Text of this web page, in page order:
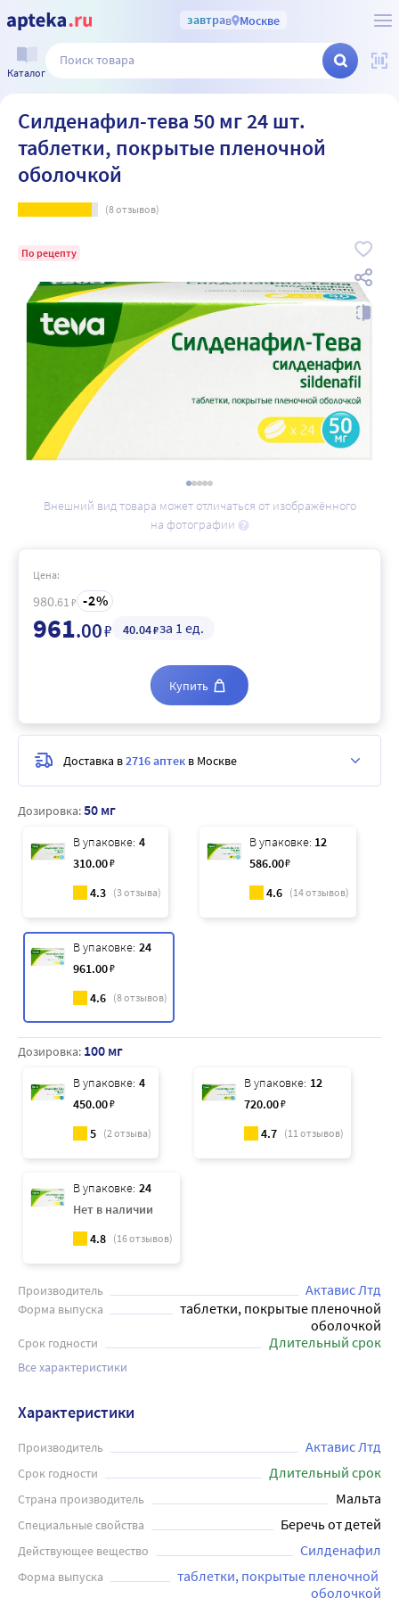
завтрав Москве
Каталог
Силденафил-тева 50 мг 24 шт.
таблетки, покрытые пленочной
оболочкой
(8отзывов)
По рецепту
Внешний вид товара может отличаться от изображённого
на фотографии
Дозировка:50 мг
В упаковке: 4
310.00₽
4.3 (3отзыва)
В упаковке: 12
586.00₽
4.6 (14отзывов)
В упаковке: 24
961.00₽
4.6 (8отзывов)
Дозировка: 100 мг
В упаковке: 4
450.00₽
5 (2отзыва)
В упаковке: 12
720.00₽
4.7 (11отзывов)
В упаковке: 24
Нет в наличии
4.8 (16отзывов)
Производитель Актавис Лтд
Форма выпуска
таблетки, покрытые пленочной
оболочкой
Срок годности Длительный срок
Все характеристики
Цена:
980.61 ₽ 2
961.00₽ 40.04₽за 1 ед.
Купить
Доставка в2716 аптек в Москве
Характеристики
Производитель Актавис Лтд
Срок годности Длительный срок
Страна производитель Мальта
Специальные свойства Беречь от детей
Действующее вещество Силденафил
Форма выпуска
таблетки, покрытые пленочной
оболочкой